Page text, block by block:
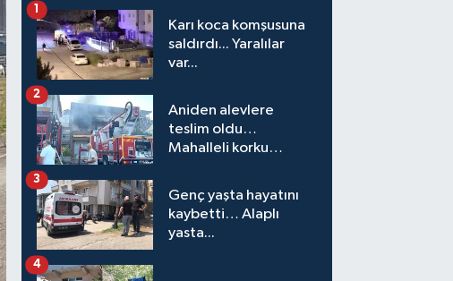
Karı koca komşusuna
saldırdı... Yaralılar
var...
1
Aniden alevlere
teslim oldu…
Mahalleli korku
2
Genç yaşta hayatını
kaybetti… Alaplı
yasta...
3
4